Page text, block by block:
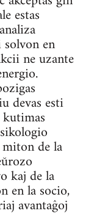
estas
en
ne uzante
devas esti
de la
kaj de la
en la socio,
avantaĝoj